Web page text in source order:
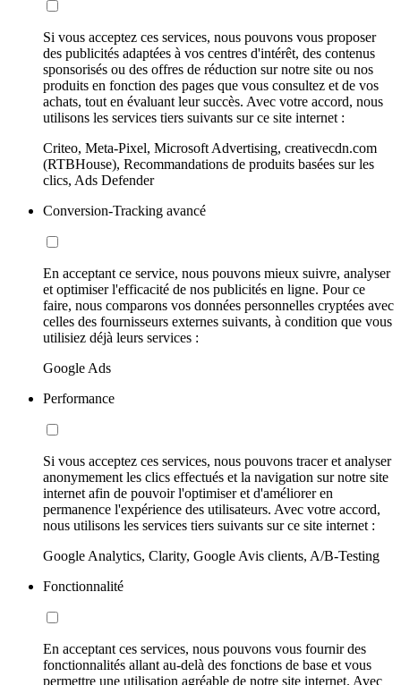
Si vous acceptez ces services, nous pouvons vous proposer
des publicités adaptées à vos centres d'intérêt, des contenus
sponsorisés ou des offres de réduction sur notre site ou nos
produits en fonction des pages que vous consultez et de vos
achats, tout en évaluant leur succès. Avec votre accord, nous
utilisons les services tiers suivants sur ce site internet :
Criteo, Meta-Pixel, Microsoft Advertising, creativecdn.com
(RTBHouse), Recommandations de produits basées sur les
clics, Ads Defender
Conversion-Tracking avancé
En acceptant ce service, nous pouvons mieux suivre, analyser
et optimiser l'efficacité de nos publicités en ligne. Pour ce
faire, nous comparons vos données personnelles cryptées avec
celles des fournisseurs externes suivants, à condition que vous
utilisiez déjà leurs services :
Google Ads
Performance
Si vous acceptez ces services, nous pouvons tracer et analyser
anonymement les clics effectués et la navigation sur notre site
internet afin de pouvoir l'optimiser et d'améliorer en
permanence l'expérience des utilisateurs. Avec votre accord,
nous utilisons les services tiers suivants sur ce site internet :
Google Analytics, Clarity, Google Avis clients, A/B-Testing
Fonctionnalité
En acceptant ces services, nous pouvons vous fournir des
fonctionnalités allant au-delà des fonctions de base et vous
permettre une utilisation agréable de notre site internet. Avec